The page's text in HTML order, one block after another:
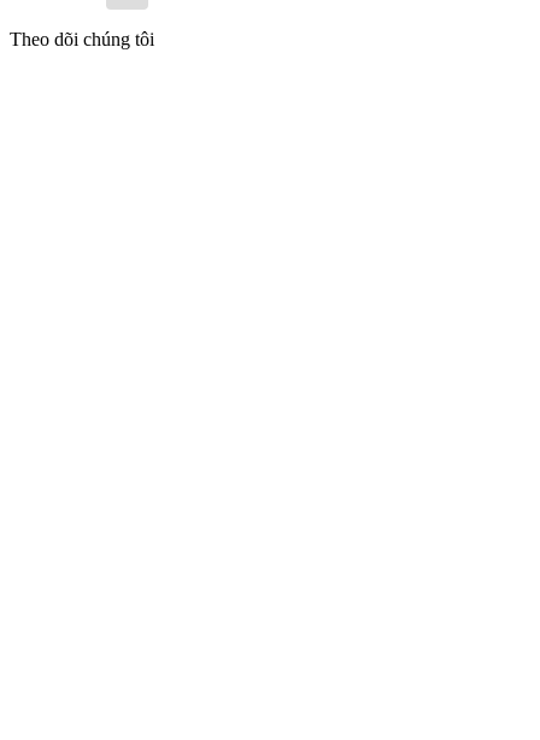
Theo dõi chúng tôi